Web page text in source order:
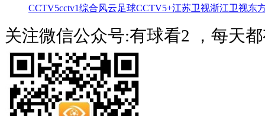
CCTV5cctv1综合风云足球CCTV5+江苏卫视浙江卫视东
关注微信公众号:有球看2 ，每天